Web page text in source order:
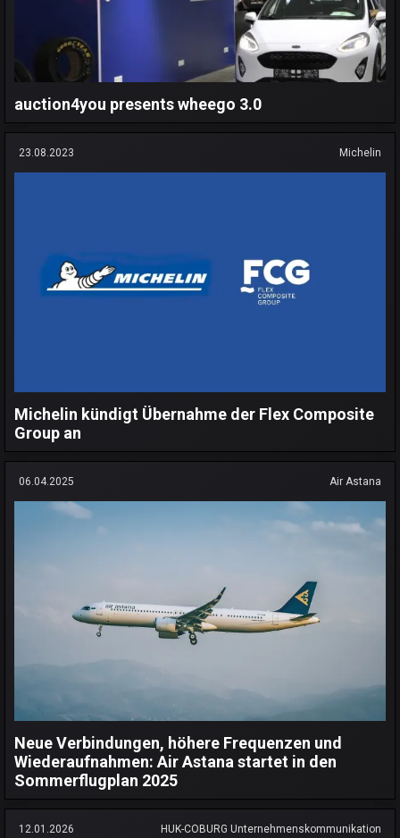
auction4you presents wheego 3.0
23.08.2023 Michelin
Michelin kündigt Übernahme der Flex Composite
Group an
06.04.2025 Air Astana
Neue Verbindungen, höhere Frequenzen und
Wiederaufnahmen: Air Astana startet in den
Sommerflugplan 2025
12.01.2026 HUK-COBURG Unternehmenskommunikation